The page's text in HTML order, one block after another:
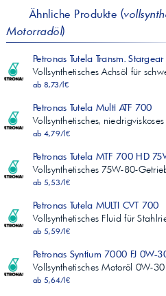
Ähnliche Produkte (
Motorradöl)
Petronas Tutela Transm.
Vollsynthetisches Achsöl für
ab 8,73/l€
Petronas Tutela Multi ATF 700
Vollsynthetisches,
ab 4,79/l€
Petronas Tutela MTF 700 HD
Vollsynthetisches 75W-80-
ab 5,53/l€
Petronas Tutela MULTI CVT 700
Vollsynthetisches Fluid für
ab 5,59/l€
Petronas Syntium 7000 FJ 0W-
Vollsynthetisches Motoröl 0W-
ab 5,64/l€